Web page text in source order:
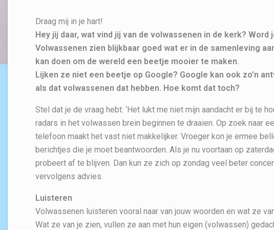
Draag mij in je hart!
Hey jij daar, wat vind jij van de volwassenen in de kerk?
Volwassenen zien blijkbaar goed wat er in de samenleving
kan doen om de wereld een beetje mooier te maken.
Lijken ze niet een beetje op Google? Google kan ook zo’n
als dat volwassenen dat hebben. Hoe komt dat toch?
Stel dat je de vraag hebt: ‘Het lukt me niet mijn aandacht er bij te
radars in het volwassen brein beginnen te draaien. Op zoek naar
telefoon maakt het vast niet makkelijker. Vroeger kon je ermee
berichtjes die je moet beantwoorden. Als je nu voortaan op
probeert af te blijven. Dan kun ze zich op zondag veel beter
vervolgens advies.
Luisteren
Volwassenen luisteren vooral naar van jouw woorden en wat ze
Wat ze van je zien, vullen ze aan met hun eigen (volwassen)